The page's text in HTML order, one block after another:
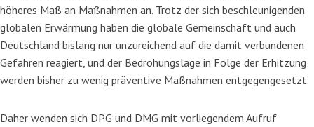
höheres Maß an Maßnahmen an. Trotz der sich beschleunigenden
globalen Erwärmung haben die globale Gemeinschaft und auch
Deutschland bislang nur unzureichend auf die damit verbundenen
Gefahren reagiert, und der Bedrohungslage in Folge der Erhitzung
werden bisher zu wenig präventive Maßnahmen entgegengesetzt.
Daher wenden sich DPG und DMG mit vorliegendem Aufruf